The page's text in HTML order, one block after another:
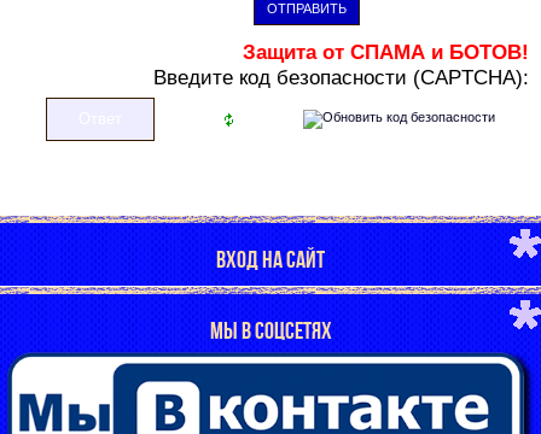
ОТПРАВИТЬ
Защита от СПАМА и БОТОВ!
Введите код безопасности (CAPTCHA):
ВХОД НА САЙТ
МЫ В СОЦСЕТЯХ